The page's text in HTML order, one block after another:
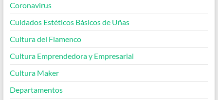
Coronavirus
Cuidados Estéticos Básicos de Uñas
Cultura del Flamenco
Cultura Emprendedora y Empresarial
Cultura Maker
Departamentos